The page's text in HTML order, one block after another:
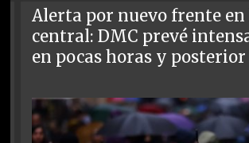
Alerta por nuevo frente en
central: DMC prevé
en pocas horas y